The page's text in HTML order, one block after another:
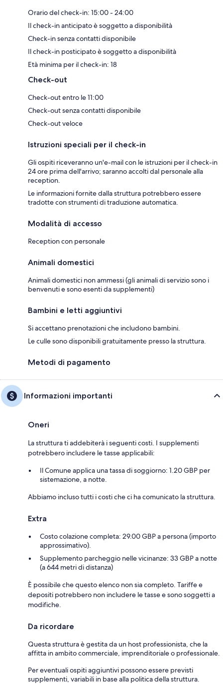
Orario del check-in: 15:00 - 24:00
Il check-in anticipato è soggetto a disponibilità
Check-in senza contatti disponibile
Il check-in posticipato è soggetto a disponibilità
Età minima per il check-in: 18
Check-out
Check-out entro le 11:00
Check-out senza contatti disponibile
Check-out veloce
Istruzioni speciali per il check-in
Gli ospiti riceveranno un'e-mail con le istruzioni per il check-in
24 ore prima dell'arrivo; saranno accolti dal personale alla
reception.
Le informazioni fornite dalla struttura potrebbero essere
tradotte con strumenti di traduzione automatica.
Modalità di accesso
Reception con personale
Animali domestici
Animali domestici non ammessi (gli animali di servizio sono i
benvenuti e sono esenti da supplementi)
Bambini e letti aggiuntivi
Si accettano prenotazioni che includono bambini.
Le culle sono disponibili gratuitamente presso la struttura.
Metodi di pagamento
Informazioni importanti
Oneri
La struttura ti addebiterà i seguenti costi. I supplementi
potrebbero includere le tasse applicabili:
Il Comune applica una tassa di soggiorno: 1.20 GBP per
sistemazione, a notte.
Abbiamo incluso tutti i costi che ci ha comunicato la struttura.
Extra
Costo colazione completa: 29.00 GBP a persona (importo
approssimativo).
Supplemento parcheggio nelle vicinanze: 33 GBP a notte
(a 644 metri di distanza)
È possibile che questo elenco non sia completo. Tariffe e
depositi potrebbero non includere le tasse e sono soggetti a
modifiche.
Da ricordare
Questa struttura è gestita da un host professionista, che la
affitta in ambito commerciale, imprenditoriale o professionale.
Per eventuali ospiti aggiuntivi possono essere previsti
supplementi, variabili in base alla politica della struttura.